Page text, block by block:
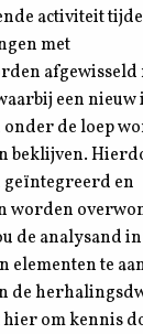
activiteit
met
afgewisseld
een
de loep
beklijven.
en
worden
de analysand
elementen te
de
om kennis